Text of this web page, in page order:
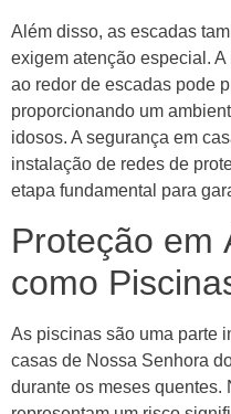
Além disso, as escadas
exigem atenção especial.
ao redor de escadas pode
proporcionando um
idosos. A segurança em
instalação de redes de
etapa fundamental para
Proteção em
como
As piscinas são uma parte
casas de Nossa Senhora
durante os meses quentes.